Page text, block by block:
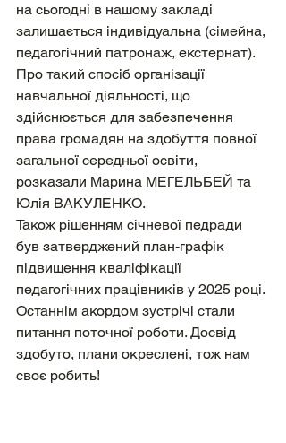
на сьогодні в нашому закладі
залишається індивідуальна (сімейна,
педагогічний патронаж, екстернат).
Про такий спосіб організації
навчальної діяльності, що
здійснюється для забезпечення
права громадян на здобуття повної
загальної середньої освіти,
розказали Марина МЕГЕЛЬБЕЙ та
Юлія ВАКУЛЕНКО.
Також рішенням січневої педради
був затверджений план-графік
підвищення кваліфікації
педагогічних працівників у 2025 році.
Останнім акордом зустрічі стали
питання поточної роботи. Досвід
здобуто, плани окреслені, тож нам
своє робить!